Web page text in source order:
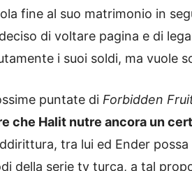
fine al suo matrimonio in
di voltare pagina e di
i suoi soldi, ma vuole
puntate di Forbidden
che Halit nutre ancora un
tra lui ed Ender
della serie tv turca, a tal